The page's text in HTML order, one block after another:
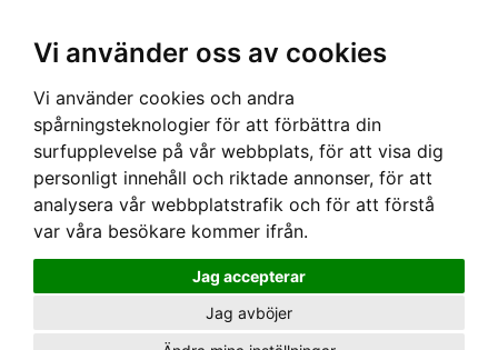
Vi använder oss av cookies
Vi använder cookies och andra
spårningsteknologier för att förbättra din
surfupplevelse på vår webbplats, för att visa dig
personligt innehåll och riktade annonser, för att
analysera vår webbplatstrafik och för att förstå
var våra besökare kommer ifrån.
Jag accepterar
Jag avböjer
› Skenor › 3-fas 240V› 3-fasskena NLP Fäste undertak Svart